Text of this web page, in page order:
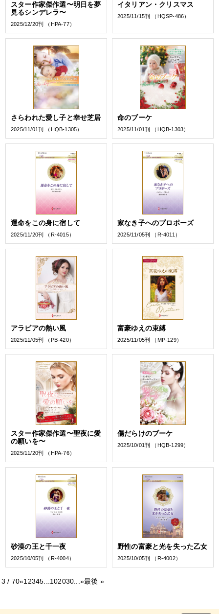
スター作家傑作選〜明日を夢
見るシンデレラ〜
2025/12/20刊 （HPA-77）
イタリアン・クリスマス
2025/11/15刊 （HQSP-486）
さらわれた愛し子と幸せ芝居
2025/11/01刊 （HQB-1305）
命のブーケ
2025/11/01刊 （HQB-1303）
運命をこの身に宿して
2025/11/20刊 （R-4015）
家なき子へのプロポーズ
2025/11/05刊 （R-4011）
アラビアの熱い風
2025/11/05刊 （PB-420）
富豪ゆえの束縛
2025/11/05刊 （MP-129）
スター作家傑作選〜聖夜に愛
の願いを〜
2025/11/20刊 （HPA-76）
傷だらけのブーケ
2025/10/01刊 （HQB-1299）
砂漠の王と千一夜
2025/10/05刊 （R-4004）
野性の富豪と光を失った乙女
2025/10/05刊 （R-4002）
3 / 70«1 2345 102030 »最後 »